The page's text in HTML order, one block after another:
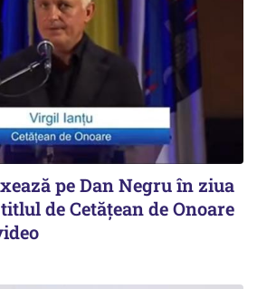
pe Dan Negru în ziua
de Cetățean de Onoare